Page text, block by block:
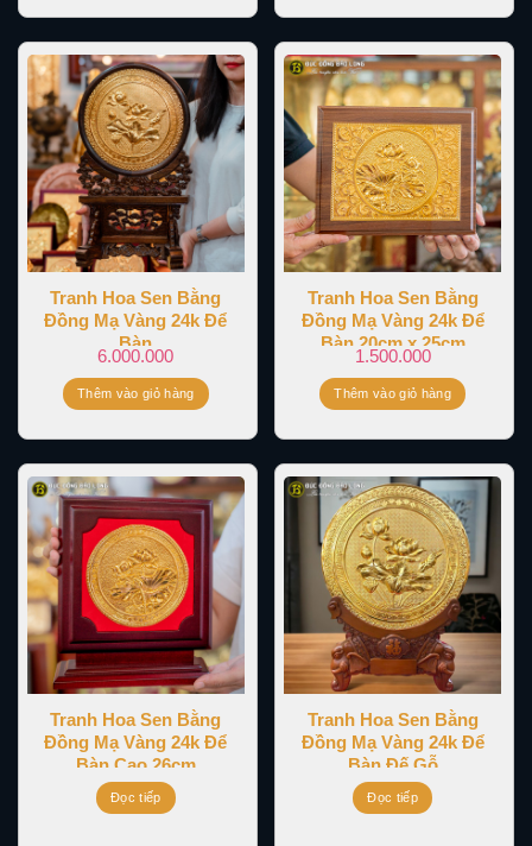
Tranh Hoa Sen Bằng
Đồng Mạ Vàng 24k Để
Bàn
6.000.000
Thêm vào giỏ hàng
Tranh Hoa Sen Bằng
Đồng Mạ Vàng 24k Để
Bàn 20cm x 25cm
1.500.000
Thêm vào giỏ hàng
Tranh Hoa Sen Bằng
Đồng Mạ Vàng 24k Để
Bàn Cao 26cm
Đọc tiếp
Tranh Hoa Sen Bằng
Đồng Mạ Vàng 24k Để
Bàn Đế Gỗ
Đọc tiếp